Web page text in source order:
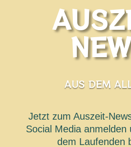
AUS DEM
Jetzt zum Auszeit-
Social Media anmelden
dem Laufenden